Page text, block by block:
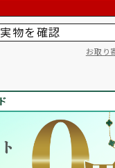
実物を確認
お取り